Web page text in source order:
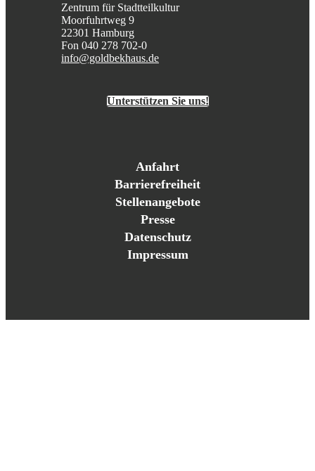
Zentrum für Stadtteilkultur
Moorfuhrtweg 9
22301 Hamburg
Fon 040 278 702-0
info@goldbekhaus.de
Unterstützen Sie uns!
Anfahrt
Barrierefreiheit
Stellenangebote
Presse
Datenschutz
Impressum